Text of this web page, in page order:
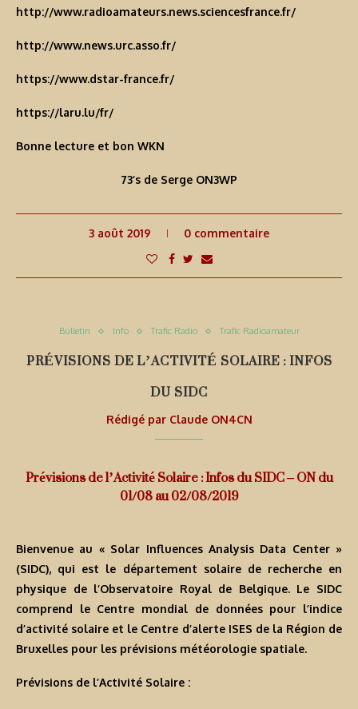
http://www.radioamateurs.news.sciencesfrance.fr/
http://www.news.urc.asso.fr/
https://www.dstar-france.fr/
https://laru.lu/fr/
Bonne lecture et bon WKN
73’s de Serge ON3WP
3 août 2019 0 commentaire
Bulletin Info Trafic Radio Trafic Radioamateur
PRÉVISIONS DE L’ACTIVITÉ SOLAIRE : INFOS
DU SIDC
Rédigé par Claude ON4CN
Prévisions de l’Activité Solaire : Infos du SIDC – ON du
01/08 au 02/08/2019
Bienvenue au « Solar Influences Analysis Data Center »
(SIDC), qui est le département solaire de recherche en
physique de l’Observatoire Royal de Belgique. Le SIDC
comprend le Centre mondial de données pour l’indice
d’activité solaire et le Centre d’alerte ISES de la Région de
Bruxelles pour les prévisions météorologie spatiale.
Prévisions de l’Activité Solaire :